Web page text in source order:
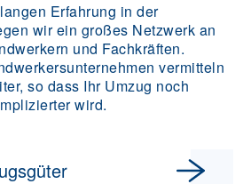
Erfahrung in der
wir ein großes Netzwerk an
und Fachkräften.
vermitteln
so dass Ihr Umzug noch
wird.